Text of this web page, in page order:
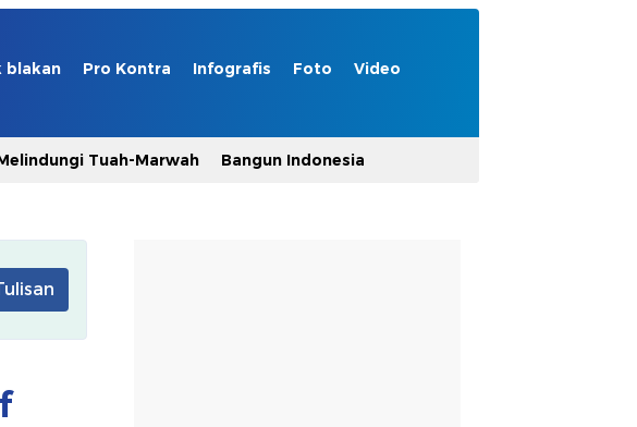
blakan Pro Kontra Infografis Foto Video
Tuah-Marwah Bangun Indonesia